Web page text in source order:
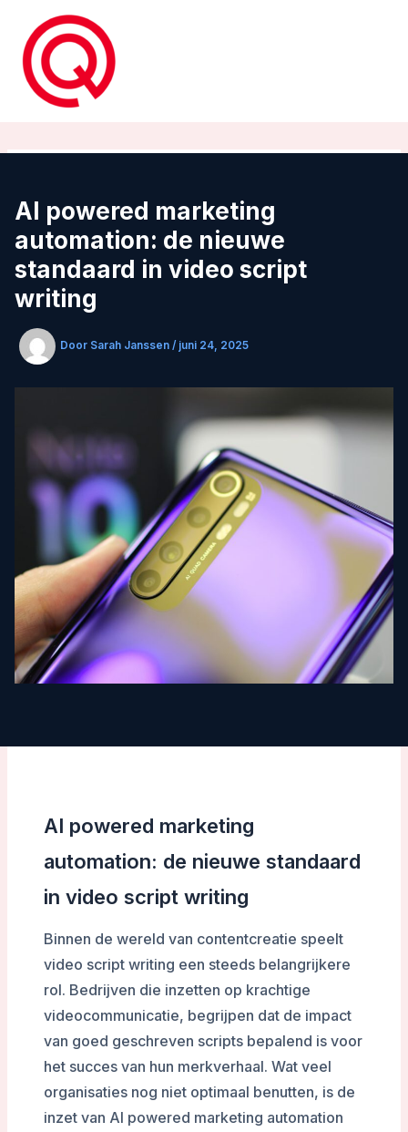
inhoud
AI powered marketing
automation: de nieuwe
standaard in video script
writing
Door Sarah Janssen / juni 24, 2025
AI powered marketing
automation: de nieuwe standaard
in video script writing
Binnen de wereld van contentcreatie speelt
video script writing een steeds belangrijkere
rol. Bedrijven die inzetten op krachtige
videocommunicatie, begrijpen dat de impact
van goed geschreven scripts bepalend is voor
het succes van hun merkverhaal. Wat veel
organisaties nog niet optimaal benutten, is de
inzet van AI powered marketing automation